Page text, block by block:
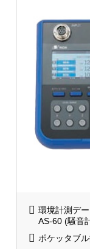
環境計測デ
AS-60 (騒音
ポケッタブ